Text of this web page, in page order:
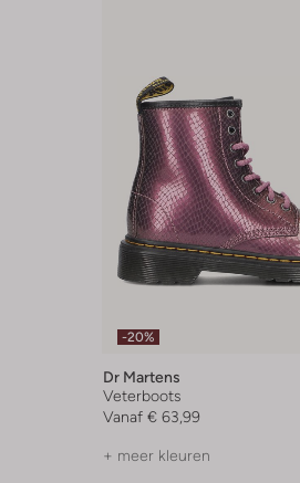
-20%
Dr Martens
Veterboots
Vanaf € 63,99
+ meer kleuren